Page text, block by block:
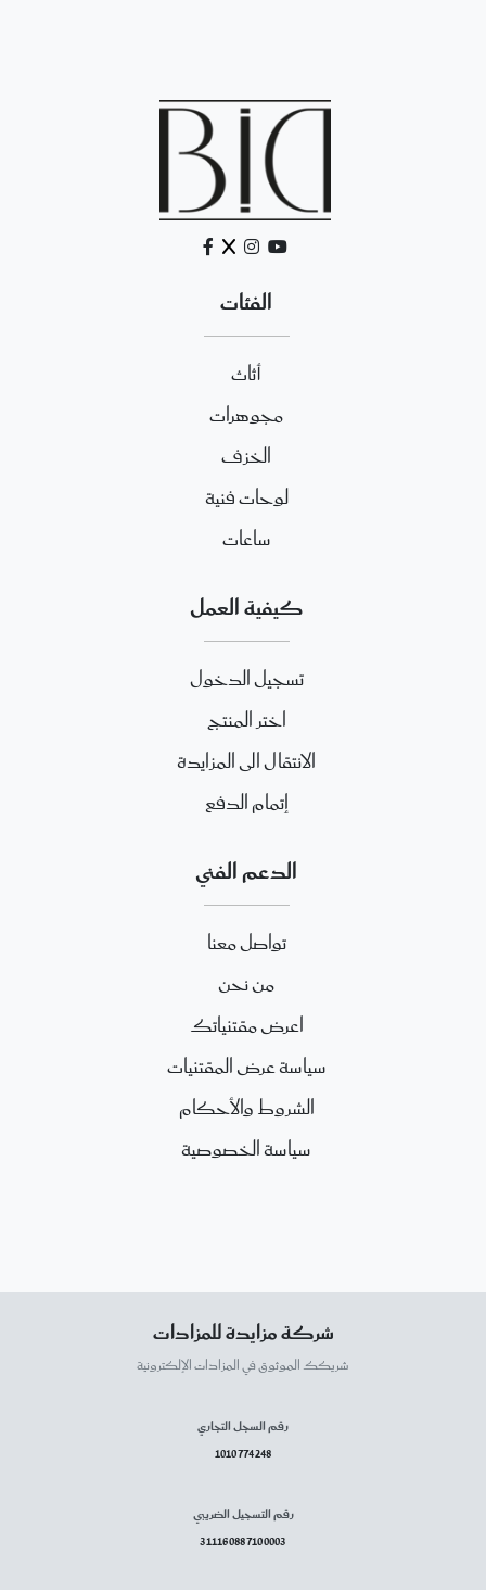
الفئات
أثاث
مجوهرات
الخزف
لوحات فنية
ساعات
كيفية العمل
تسجيل الدخول
اختر المنتج
الانتقال الى المزايدة
إتمام الدفع
الدعم الفني
تواصل معنا
من نحن
اعرض مقتنياتك
سياسة عرض المقتنيات
الشروط والأحكام
سياسة الخصوصية
شركة مزايدة للمزادات
شريكك الموثوق في المزادات الإلكترونية
رقم السجل التجاري
1010774248
رقم التسجيل الضريبي
311160887100003